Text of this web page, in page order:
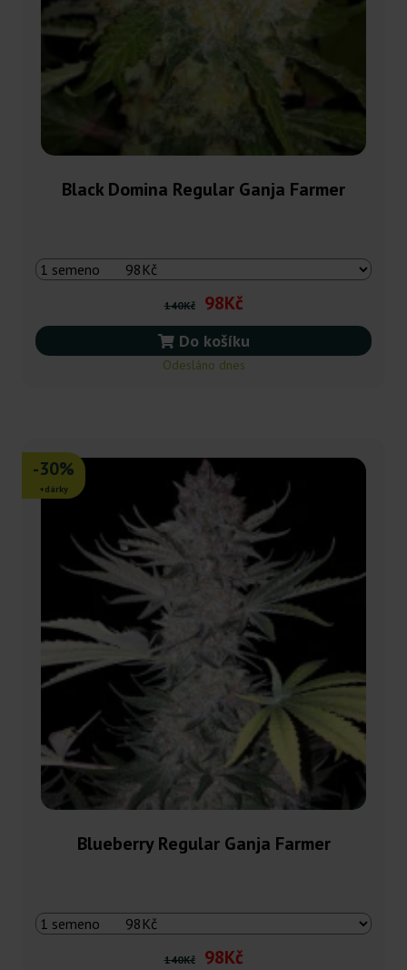
Black Domina Regular Ganja Farmer
140Kč 98Kč
Do košíku
Odesláno dnes
-30%
+dárky
Blueberry Regular Ganja Farmer
140Kč 98Kč